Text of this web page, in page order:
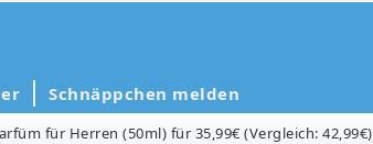
Schnäppchen melden
für Herren (50ml) für 35,99€ (Vergleich: 42,99€)